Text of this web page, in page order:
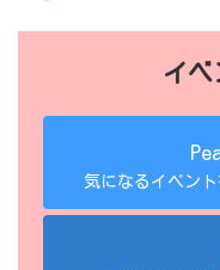
イベ
気になるイベン